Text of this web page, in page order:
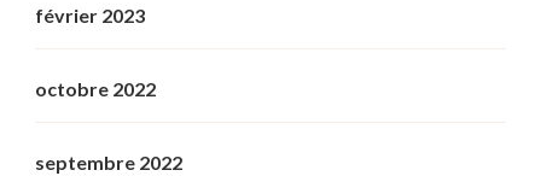
février 2023
octobre 2022
septembre 2022